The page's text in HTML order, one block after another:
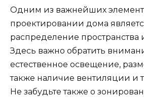
Одним из важнейших
проектировании дома
распределение пространства
Здесь важно обратить
естественное освещение,
также наличие вентиляции и
Не забудьте также о